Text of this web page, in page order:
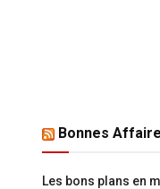
Bonnes
Les bons plans en